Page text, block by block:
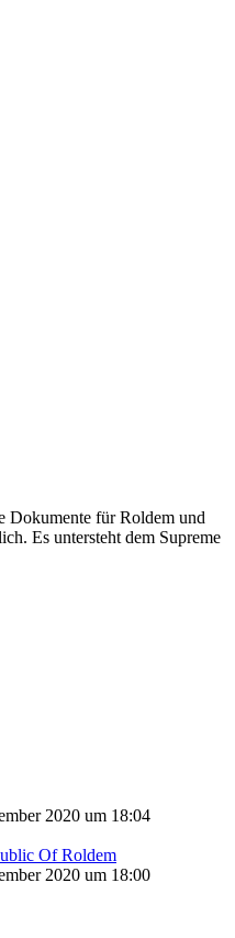
Dokumente für Roldem und
Es untersteht dem Supreme
2020 um 18:04
Of Roldem
2020 um 18:00